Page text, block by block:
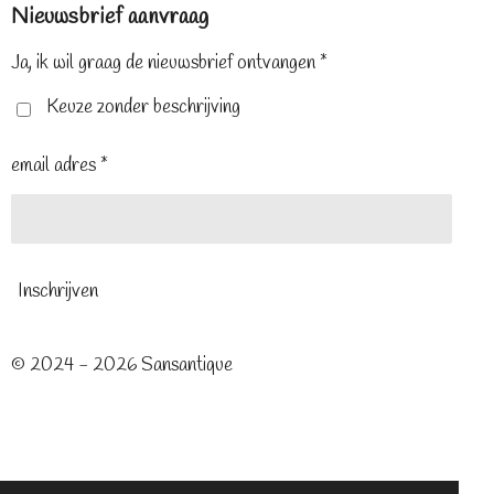
b
o
e
e
t
a
r
m
Nieuwsbrief aanvraag
Ja, ik wil graag de nieuwsbrief ontvangen *
Keuze zonder beschrijving
email adres *
Inschrijven
© 2024 - 2026 Sansantique